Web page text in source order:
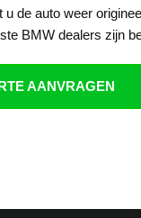
u de auto weer
BMW dealers zijn
AANVRAGEN